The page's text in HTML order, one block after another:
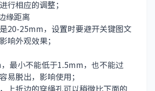
行相应的调整；
缘距离
20-25mm，设置时要避开关键图文
响外观效果；
最小不能低于1.5mm，也不能过
易脱出，影响使用；
上折边的穿绳孔可以稍微比下面的